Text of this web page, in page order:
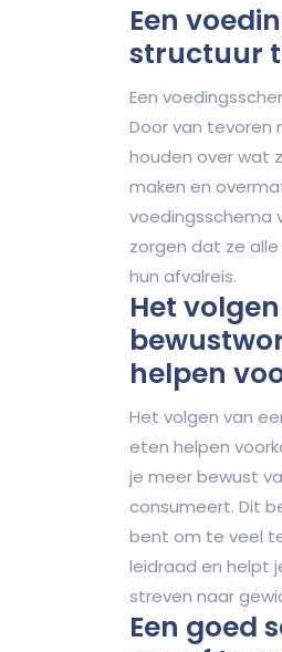
Een
structuur
Een
Door van tevoren
houden over wat
maken en
voedingsschema
zorgen dat ze
hun afvalreis.
Het
helpen
Het volgen van
eten helpen
je meer bewust
consumeert. Dit
bent om te veel
leidraad en helpt
streven naar
Een goed